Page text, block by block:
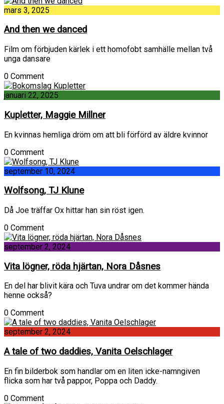
mars 3, 2025
And then we danced
Film om förbjuden kärlek i ett homofobt samhälle mellan två
unga dansare
0 Comment
januari 22, 2025
Kupletter, Maggie Millner
En kvinnas hemliga dröm om att bli förförd av äldre kvinnor
0 Comment
september 10, 2024
Wolfsong, TJ Klune
Då Joe träffar Ox hittar han sin röst igen.
0 Comment
september 2, 2024
Vita lögner, röda hjärtan, Nora Dåsnes
En del har blivit kära och Tuva undrar om det kommer hända
henne också?
0 Comment
september 2, 2024
A tale of two daddies, Vanita Oelschlager
En fin bilderbok som handlar om en liten icke-namngiven
flicka som har två pappor, Poppa och Daddy.
0 Comment